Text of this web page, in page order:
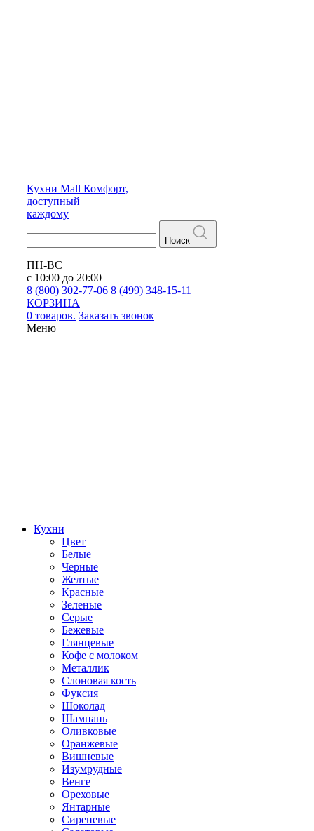
Кухни Mall Комфорт,
доступный
каждому
Поиск
ПН-ВС
с 10:00 до 20:00
8 (800) 302-77-06 8 (499) 348-15-11
КОРЗИНА
0 товаров. Заказать звонок
Меню
Кухни
Цвет
Белые
Черные
Желтые
Красные
Зеленые
Серые
Бежевые
Глянцевые
Кофе с молоком
Металлик
Слоновая кость
Фуксия
Шоколад
Шампань
Оливковые
Оранжевые
Вишневые
Изумрудные
Венге
Ореховые
Янтарные
Сиреневые